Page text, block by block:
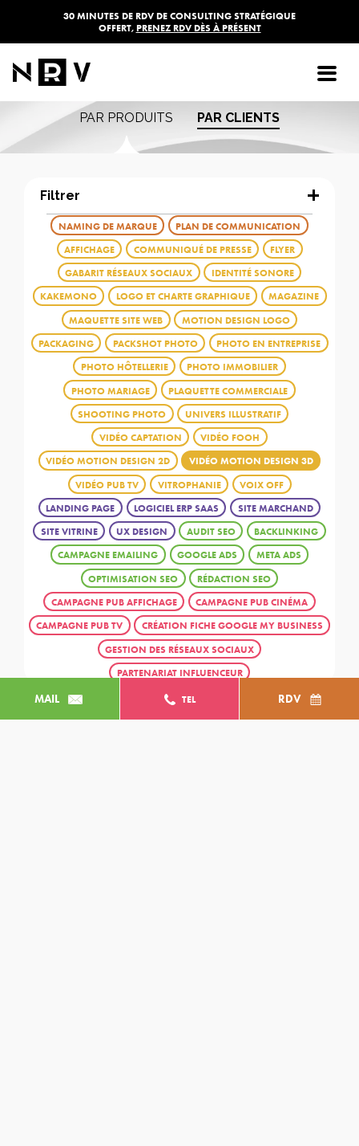
30 MINUTES DE RDV DE CONSULTING STRATÉGIQUE
OFFERT, PRENEZ RDV DÈS À PRÉSENT
MAIL TEL RDV
Les réalisations de
l'agence NRV
PAR PRODUITS PAR CLIENTS
Filtrer
AFFICHAGE
AUDIT SEO
BACKLINKING
CAMPAGNE EMAILING
CAMPAGNE PUB AFFICHAGE
CAMPAGNE PUB CINÉMA
CAMPAGNE PUB TV
COMMUNIQUÉ DE PRESSE
CRÉATION FICHE GOOGLE MY BUSINESS
FLYER
GABARIT RÉSEAUX SOCIAUX
GESTION DES RÉSEAUX SOCIAUX
GOOGLE ADS
IDENTITÉ SONORE
KAKEMONO
LANDING PAGE LOGICIEL ERP SAAS
LOGO ET CHARTE GRAPHIQUE
MAGAZINE
MAQUETTE SITE WEB
META ADS
MOTION DESIGN LOGO
NAMING DE MARQUE
OPTIMISATION SEO
PACKAGING PACKSHOT PHOTO
PARTENARIAT INFLUENCEUR
PHOTO EN ENTREPRISE
PHOTO HÔTELLERIE
PHOTO IMMOBILIER
PHOTO MARIAGE
PLAN DE COMMUNICATION
PLAQUETTE COMMERCIALE
RÉDACTION SEO
SHOOTING PHOTO
SITE MARCHAND
SITE VITRINE
UNIVERS ILLUSTRATIF
UX DESIGN
VIDÉO CAPTATION
VIDÉO FOOH
VIDÉO MOTION DESIGN 2D
VIDÉO MOTION DESIGN 3D
VIDÉO PUB TV
VITROPHANIE VOIX OFF